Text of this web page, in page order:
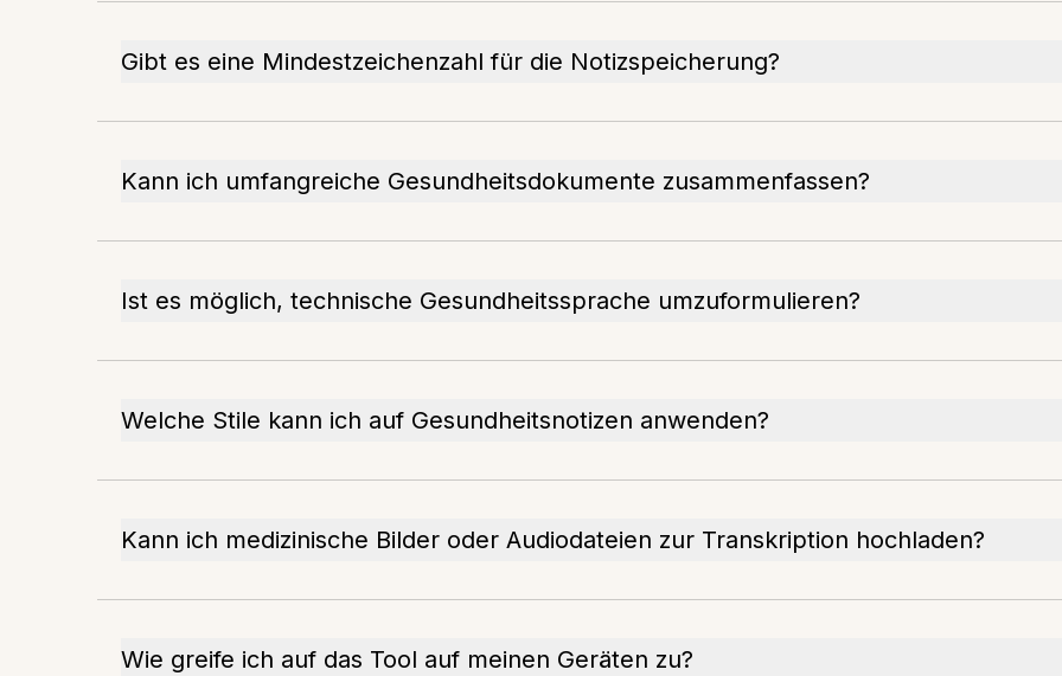
Gibt es eine Mindestzeichenzahl für die Notizspeicherung?
Kann ich umfangreiche Gesundheitsdokumente zusammenfassen?
Ist es möglich, technische Gesundheitssprache umzuformulieren?
Welche Stile kann ich auf Gesundheitsnotizen anwenden?
Kann ich medizinische Bilder oder Audiodateien zur Transkription hochladen?
Wie greife ich auf das Tool auf meinen Geräten zu?